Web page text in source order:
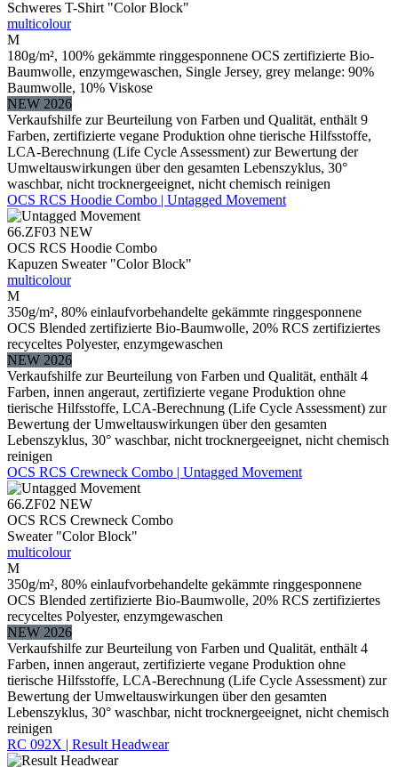
Schweres T-Shirt "Color Block"
multicolour
M
180g/m², 100% gekämmte ringgesponnene OCS zertifizierte Bio-
Baumwolle, enzymgewaschen, Single Jersey, grey melange: 90%
Baumwolle, 10% Viskose
NEW 2026
Verkaufshilfe zur Beurteilung von Farben und Qualität, enthält 9
Farben, zertifizierte vegane Produktion ohne tierische Hilfsstoffe,
LCA-Berechnung (Life Cycle Assessment) zur Bewertung der
Umweltauswirkungen über den gesamten Lebenszyklus, 30°
waschbar, nicht trocknergeeignet, nicht chemisch reinigen
OCS RCS Hoodie Combo | Untagged Movement
66.ZF03 NEW
OCS RCS Hoodie Combo
Kapuzen Sweater "Color Block"
multicolour
M
350g/m², 80% einlaufvorbehandelte gekämmte ringgesponnene
OCS Blended zertifizierte Bio-Baumwolle, 20% RCS zertifiziertes
recyceltes Polyester, enzymgewaschen
NEW 2026
Verkaufshilfe zur Beurteilung von Farben und Qualität, enthält 4
Farben, innen angeraut, zertifizierte vegane Produktion ohne
tierische Hilfsstoffe, LCA-Berechnung (Life Cycle Assessment) zur
Bewertung der Umweltauswirkungen über den gesamten
Lebenszyklus, 30° waschbar, nicht trocknergeeignet, nicht chemisch
reinigen
OCS RCS Crewneck Combo | Untagged Movement
66.ZF02 NEW
OCS RCS Crewneck Combo
Sweater "Color Block"
multicolour
M
350g/m², 80% einlaufvorbehandelte gekämmte ringgesponnene
OCS Blended zertifizierte Bio-Baumwolle, 20% RCS zertifiziertes
recyceltes Polyester, enzymgewaschen
NEW 2026
Verkaufshilfe zur Beurteilung von Farben und Qualität, enthält 4
Farben, innen angeraut, zertifizierte vegane Produktion ohne
tierische Hilfsstoffe, LCA-Berechnung (Life Cycle Assessment) zur
Bewertung der Umweltauswirkungen über den gesamten
Lebenszyklus, 30° waschbar, nicht trocknergeeignet, nicht chemisch
reinigen
RC 092X | Result Headwear